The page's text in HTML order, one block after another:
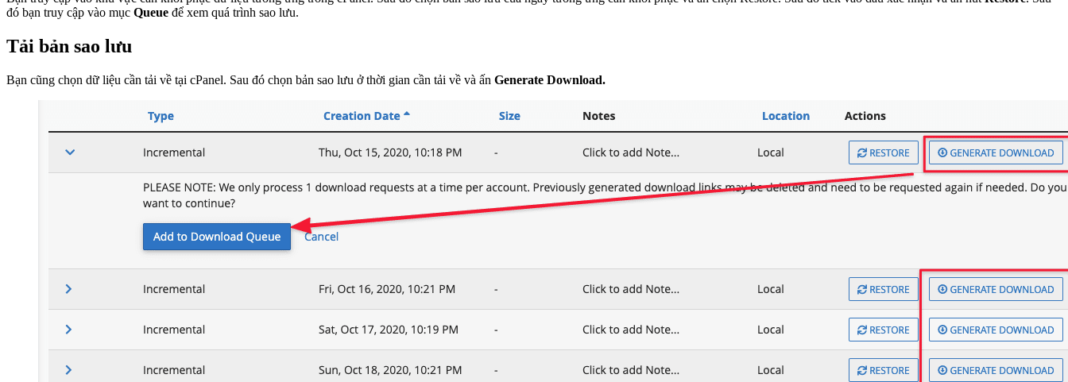
đó bạn truy cập vào mục Queue để xem quá trình sao lưu.
Tải bản sao lưu
Bạn cũng chọn dữ liệu cần tải về tại cPanel. Sau đó chọn bản sao lưu ở thời gian cần tải về và ấn Generate Download.